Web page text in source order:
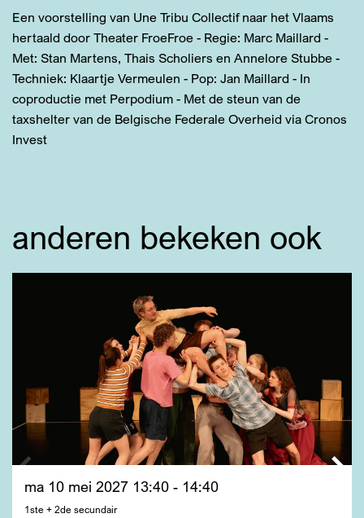
Een voorstelling van Une Tribu Collectif naar het Vlaams
hertaald door Theater FroeFroe - Regie: Marc Maillard -
Met: Stan Martens, Thais Scholiers en Annelore Stubbe -
Techniek: Klaartje Vermeulen - Pop: Jan Maillard - In
coproductie met Perpodium - Met de steun van de
taxshelter van de Belgische Federale Overheid via Cronos
Invest
anderen bekeken ook
1ste + 2de secundair
ma 10 mei 2027 13:40 - 14:40